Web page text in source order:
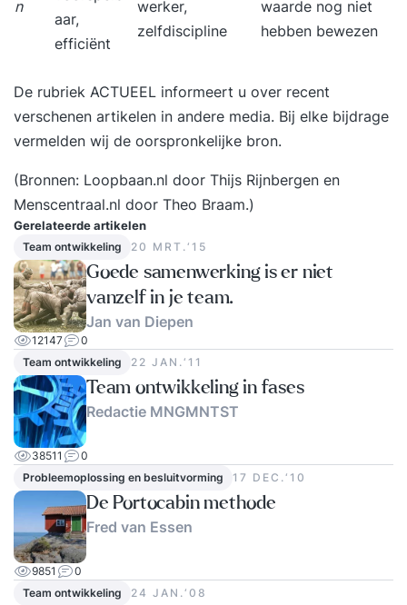
n
aar,
efficiënt
werker,
zelfdiscipline
waarde nog niet
hebben bewezen
De rubriek ACTUEEL informeert u over recent
verschenen artikelen in andere media. Bij elke bijdrage
vermelden wij de oorspronkelijke bron.
(Bronnen: Loopbaan.nl door Thijs Rijnbergen en
Menscentraal.nl door Theo Braam.)
Gerelateerde artikelen
Team ontwikkeling 20 MRT.‘15
Goede samenwerking is er niet
vanzelf in je team.
Jan van Diepen
12147
0
Team ontwikkeling
22 JAN.‘11
Team ontwikkeling in fases
Redactie MNGMNTST
38511
0
Probleemoplossing en besluitvorming
17 DEC.‘10
De Portocabin methode
Fred van Essen
9851
0
Team ontwikkeling
24 JAN.‘08